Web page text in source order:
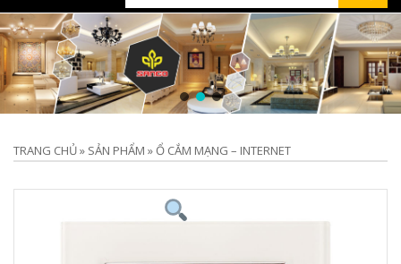
TRANG CHỦ» SẢN PHẨM »Ổ CẮM MẠNG – INTERNET